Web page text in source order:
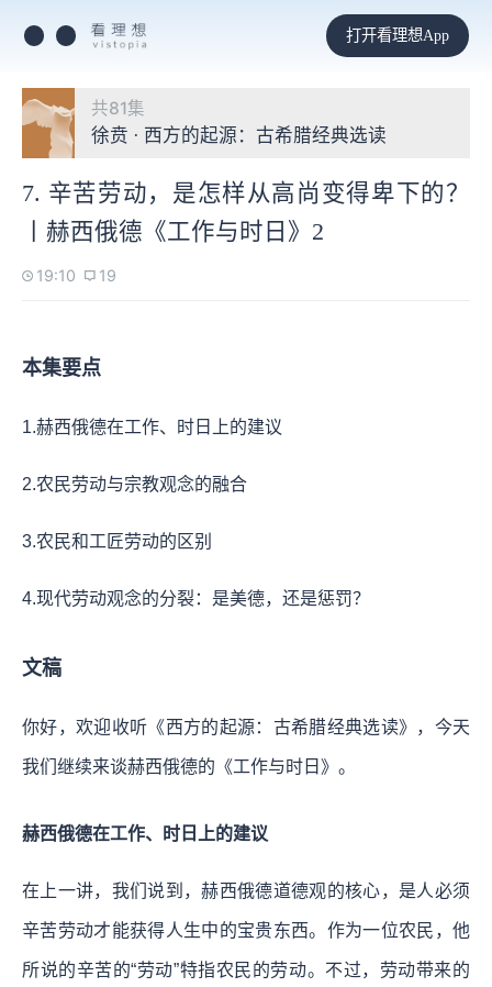
打开看理想App
共81集
徐贲 · 西方的起源：古希腊经典选读
7. 辛苦劳动，是怎样从高尚变得卑下的？
丨赫西俄德《工作与时日》2
19:10 19
本集要点
1.赫西俄德在工作、时日上的建议
2.农民劳动与宗教观念的融合
3.农民和工匠劳动的区别
4.现代劳动观念的分裂：是美德，还是惩罚？
文稿
你好，欢迎收听《西方的起源：古希腊经典选读》，今天
我们继续来谈赫西俄德的《工作与时日》。
赫西俄德在工作、时日上的建议
在上一讲，我们说到，赫西俄德道德观的核心，是人必须
辛苦劳动才能获得人生中的宝贵东西。作为一位农民，他
所说的辛苦的“劳动”特指农民的劳动。不过，劳动带来的